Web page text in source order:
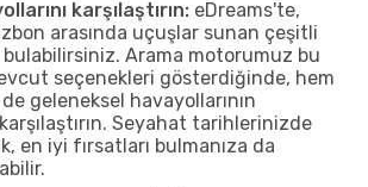
karşılaştırın: eDreams'te,
arasında uçuşlar sunan çeşitli
bulabilirsiniz. Arama motorumuz bu
seçenekleri gösterdiğinde, hem
geleneksel havayollarının
Seyahat tarihlerinizde
en iyi fırsatları bulmanıza da